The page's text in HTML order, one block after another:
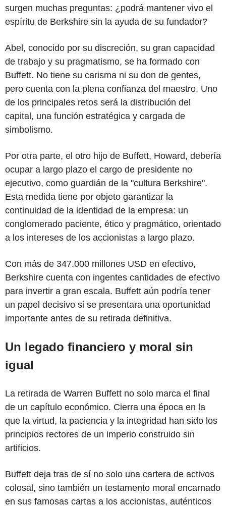
surgen muchas preguntas: ¿podrá mantener vivo el
espíritu de Berkshire sin la ayuda de su fundador?
Abel, conocido por su discreción, su gran capacidad
de trabajo y su pragmatismo, se ha formado con
Buffett. No tiene su carisma ni su don de gentes,
pero cuenta con la plena confianza del maestro. Uno
de los principales retos será la distribución del
capital, una función estratégica y cargada de
simbolismo.
Por otra parte, el otro hijo de Buffett, Howard, debería
ocupar a largo plazo el cargo de presidente no
ejecutivo, como guardián de la "cultura Berkshire".
Esta medida tiene por objeto garantizar la
continuidad de la identidad de la empresa: un
conglomerado paciente, ético y pragmático, orientado
a los intereses de los accionistas a largo plazo.
Con más de 347.000 millones USD en efectivo,
Berkshire cuenta con ingentes cantidades de efectivo
para invertir a gran escala. Buffett aún podría tener
un papel decisivo si se presentara una oportunidad
importante antes de su retirada definitiva.
Un legado financiero y moral sin
igual
La retirada de Warren Buffett no solo marca el final
de un capítulo económico. Cierra una época en la
que la virtud, la paciencia y la integridad han sido los
principios rectores de un imperio construido sin
artificios.
Buffett deja tras de sí no solo una cartera de activos
colosal, sino también un testamento moral encarnado
en sus famosas cartas a los accionistas, auténticos